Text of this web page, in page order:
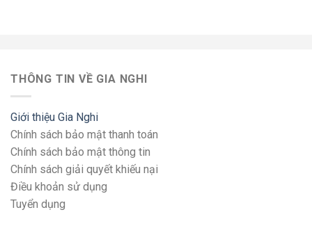
THÔNG TIN VỀ GIA NGHI
Giới thiệu Gia Nghi
Chính sách bảo mật thanh toán
Chính sách bảo mật thông tin
Chính sách giải quyết khiếu nại
Điều khoản sử dụng
Tuyển dụng